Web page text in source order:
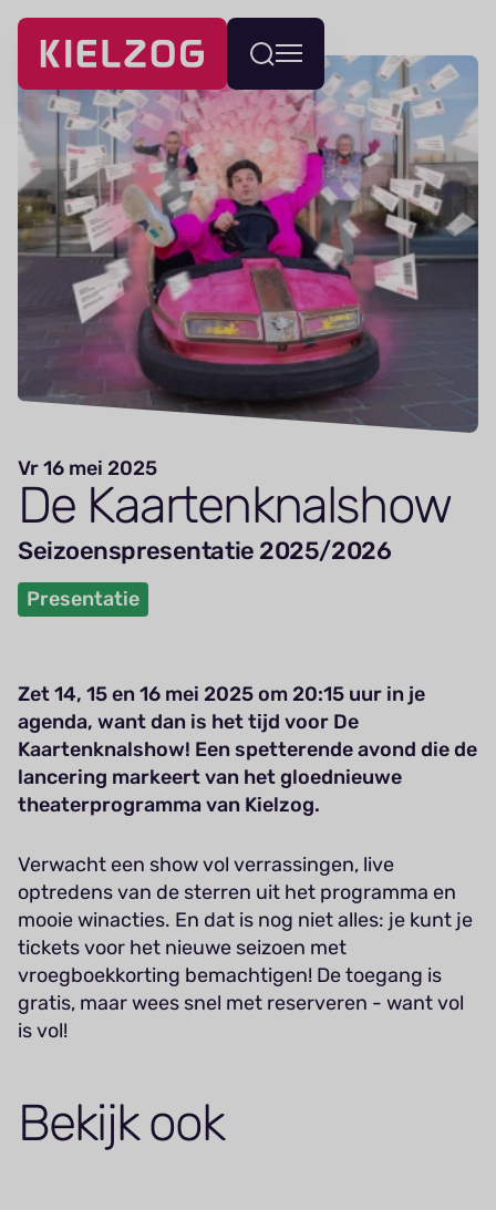
Navigatie
overslaan
Wissel
menu
Vr 16 mei 2025
De Kaar­ten­knalshow
Seizoenspresentatie 2025/2026
Presentatie
Zet 14, 15 en 16 mei 2025 om 20:15 uur in je
agenda, want dan is het tijd voor De
Kaartenknalshow! Een spetterende avond die de
lancering markeert van het gloednieuwe
theaterprogramma van Kielzog.
Verwacht een show vol verrassingen, live
optredens van de sterren uit het programma en
mooie winacties. En dat is nog niet alles: je kunt je
tickets voor het nieuwe seizoen met
vroegboekkorting bemachtigen! De toegang is
gratis, maar wees snel met reserveren - want vol
is vol!
Bekijk ook